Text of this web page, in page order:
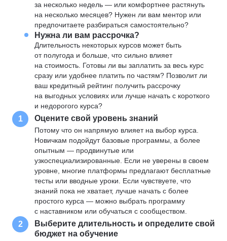
за несколько недель — или комфортнее растянуть
на несколько месяцев? Нужен ли вам ментор или
предпочитаете разбираться самостоятельно?
Нужна ли вам рассрочка?
Длительность некоторых курсов может быть
от полугода и больше, что сильно влияет
на стоимость. Готовы ли вы заплатить за весь курс
сразу или удобнее платить по частям? Позволит ли
ваш кредитный рейтинг получить рассрочку
на выгодных условиях или лучше начать с короткого
и недорогого курса?
1 Оцените свой уровень знаний
Потому что он напрямую влияет на выбор курса.
Новичкам подойдут базовые программы, а более
опытным — продвинутые или
узкоспециализированные. Если не уверены в своем
уровне, многие платформы предлагают бесплатные
тесты или вводные уроки. Если чувствуете, что
знаний пока не хватает, лучше начать с более
простого курса — можно выбрать программу
с наставником или обучаться с сообществом.
2
Выберите длительность и определите свой
бюджет на обучение